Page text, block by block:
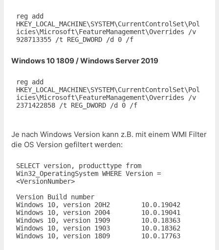
reg add
HKEY_LOCAL_MACHINE\SYSTEM\CurrentControlSet\Pol
icies\Microsoft\FeatureManagement\Overrides /v
Windows 10 1809 / Windows Server 2019
reg add
HKEY_LOCAL_MACHINE\SYSTEM\CurrentControlSet\Pol
icies\Microsoft\FeatureManagement\Overrides /v
2371422858 /t REG_DWORD /d 0 /f
Je nach Windows Version kann z.B. mit einem WMI Filter
die OS Version gefiltert werden:
SELECT version, producttype from
Win32_OperatingSystem WHERE Version =
<VersionNumber>
Version	Build number
Windows 10, version 20H2	10.0.19042
Windows 10, version 2004	10.0.19041
Windows 10, version 1909	10.0.18363
Windows 10, version 1903	10.0.18362
Windows 10, version 1809	10.0.17763